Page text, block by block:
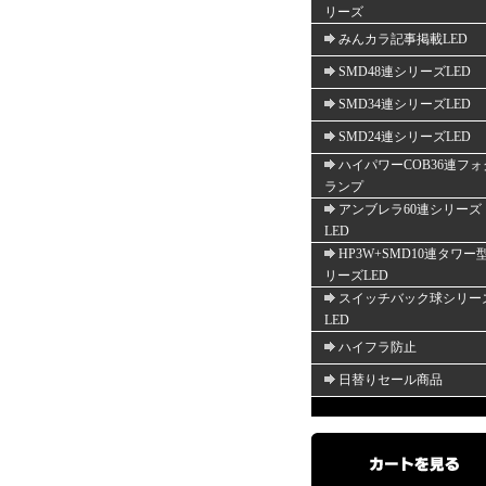
リーズ
みんカラ記事掲載LED
SMD48連シリーズLED
SMD34連シリーズLED
SMD24連シリーズLED
ハイパワーCOB36連フォ
ランプ
アンブレラ60連シリーズ
LED
HP3W+SMD10連タワー
リーズLED
スイッチバック球シリー
LED
ハイフラ防止
日替りセール商品